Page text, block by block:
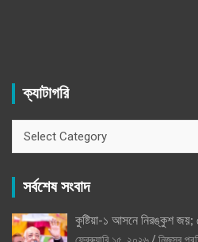
ক্যাটাগরি
সর্বশেষ সংবাদ
কুষ্টিয়া-১ আসনে নিরঙ্কুশ